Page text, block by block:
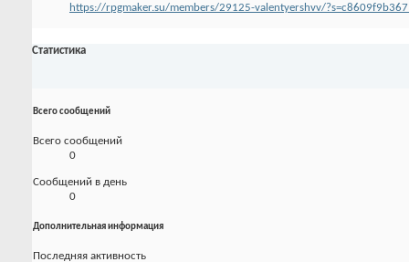
https://rpgmaker.su/members/29125-valentyershvv/
Статистика
Всего сообщений
Всего сообщений
0
Сообщений в день
0
Дополнительная информация
Последняя активность